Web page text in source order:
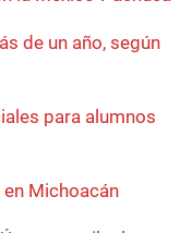
de un año, según
para alumnos
Michoacán